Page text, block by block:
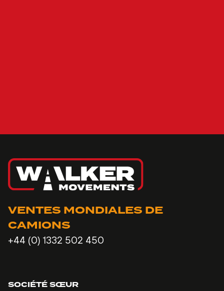
VENTES MONDIALES DE
CAMIONS
+44 (0) 1332 502 450
SOCIÉTÉ SŒUR